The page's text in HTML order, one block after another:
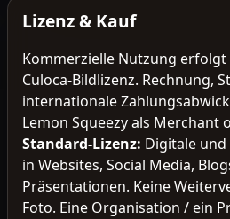
Lizenz & Kauf
Kommerzielle Nutzung
Culoca-Bildlizenz. Rechnung,
internationale
Lemon Squeezy als Merchant
Standard-Lizenz: Digitale
in Websites, Social Media,
Präsentationen. Keine
Foto. Eine Organisation / ein